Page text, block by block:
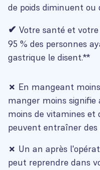
de poids diminuent ou
✔ Votre santé et
95 % des personnes
gastrique le disent.**
✗ En mangeant
manger moins signifie
moins de vitamines et
peuvent entraîner des
✗ Un an après
peut reprendre dans